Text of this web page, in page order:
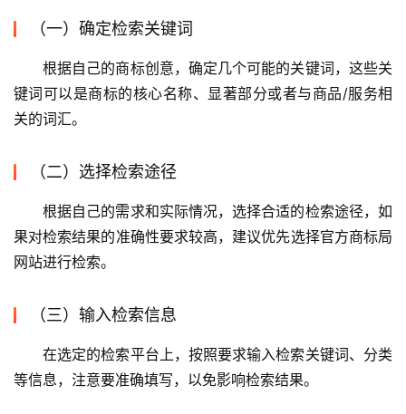
（一）确定检索关键词
根据自己的商标创意，确定几个可能的关键词，这些关
键词可以是商标的核心名称、显著部分或者与商品/服务相
关的词汇。
（二）选择检索途径
根据自己的需求和实际情况，选择合适的检索途径，如
果对检索结果的准确性要求较高，建议优先选择官方商标局
网站进行检索。
（三）输入检索信息
在选定的检索平台上，按照要求输入检索关键词、分类
等信息，注意要准确填写，以免影响检索结果。